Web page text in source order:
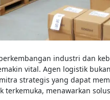
industri dan
vital. Agen logistik
strategis yang dapat
terkemuka, menawarkan